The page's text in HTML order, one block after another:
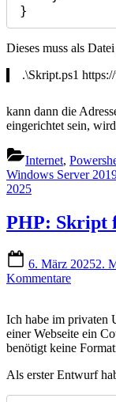
}
Dieses muss als
.\Skript.ps1
kann dann die
eingerichtet sein,
Internet,
Windows Server
2025
PHP: Skript
on
6. März 20252.
Kommentarezu
für
einen
Ich habe im privaten
einer Webseite ein
benötigt keine
Als erster Entwurf